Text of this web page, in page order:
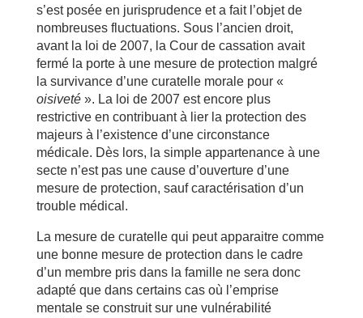
s’est posée en jurisprudence et a fait l’objet de
nombreuses fluctuations. Sous l’ancien droit,
avant la loi de 2007, la Cour de cassation avait
fermé la porte à une mesure de protection malgré
la survivance d’une curatelle morale pour «
oisiveté ». La loi de 2007 est encore plus
restrictive en contribuant à lier la protection des
majeurs à l’existence d’une circonstance
médicale. Dès lors, la simple appartenance à une
secte n’est pas une cause d’ouverture d’une
mesure de protection, sauf caractérisation d’un
trouble médical.
La mesure de curatelle qui peut apparaitre comme
une bonne mesure de protection dans le cadre
d’un membre pris dans la famille ne sera donc
adapté que dans certains cas où l’emprise
mentale se construit sur une vulnérabilité